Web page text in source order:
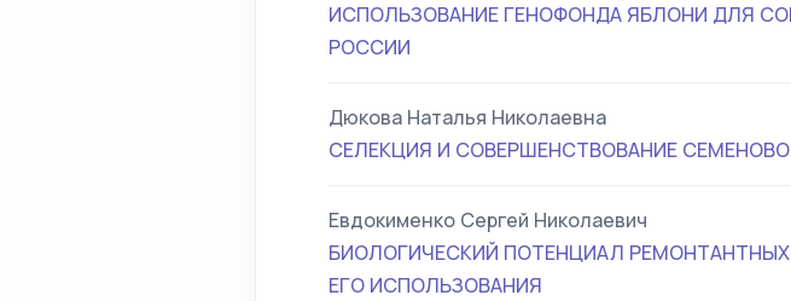
ИСПОЛЬЗОВАНИЕ ГЕНОФОНДА ЯБЛОНИ ДЛЯ
РОССИИ
Дюкова Наталья Николаевна
СЕЛЕКЦИЯ И СОВЕРШЕНСТВОВАНИЕ
Евдокименко Сергей Николаевич
БИОЛОГИЧЕСКИЙ ПОТЕНЦИАЛ
ЕГО ИСПОЛЬЗОВАНИЯ